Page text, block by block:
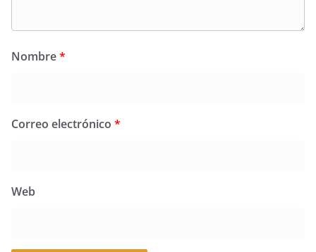
Nombre*
Correo electrónico *
Web